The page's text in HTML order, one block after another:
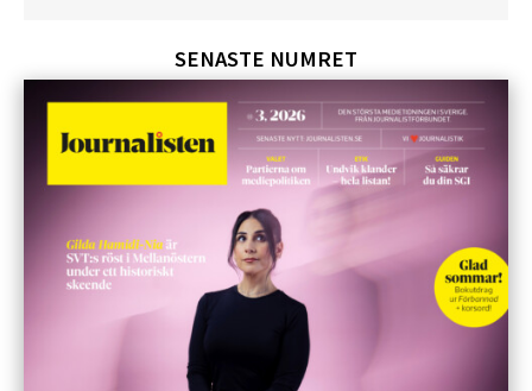
SENASTE NUMRET